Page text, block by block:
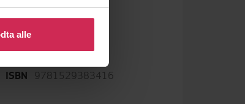
ditt samtykke.
alle
DRM-beskyttelse LCP
ISBN 9781529383416